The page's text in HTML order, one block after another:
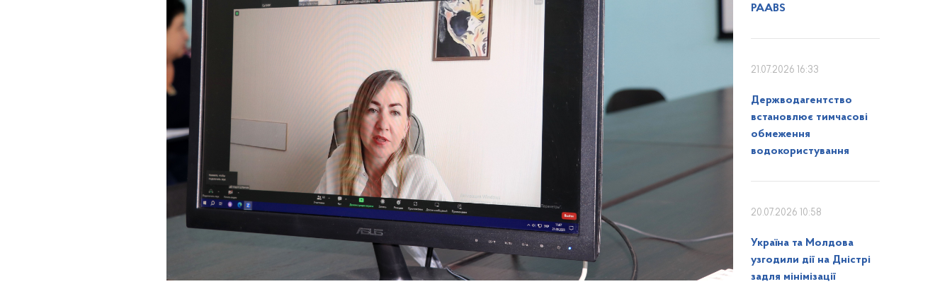
PAABS
21.07.2026 16:33
Держводагентство
встановлює тимчасові
обмеження
водокористування
20.07.2026 10:58
Україна та Молдова
узгодили дії на Дністрі
задля мінімізації